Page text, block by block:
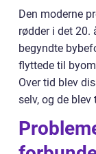
Den moderne
rødder i det 20.
begyndte
flyttede til
Over tid blev
selv, og de blev